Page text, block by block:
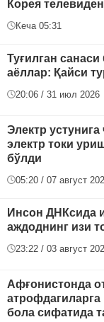
Корея
Кеча 05:31
Туғилган
аёллар: Қайси
20:06 / 31 июл 2026
Электр
электр токи
бўлди
05:20 / 07 август
Инсон ДНКсида
аждоднинг изи
23:22 / 03 август
Афғонистонда
бола сифатида